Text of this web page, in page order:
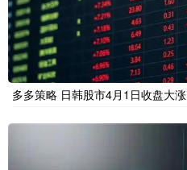
多多策略 日韩股市4月1日收盘大涨